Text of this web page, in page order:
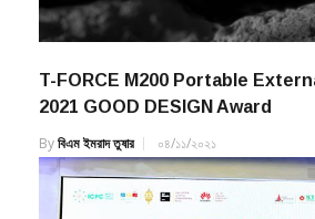
T-FORCE M200 Portable
2021 GOOD DESIGN Award
Byবিএম ইমরাদ তুষার ০৪/১১/২০২১